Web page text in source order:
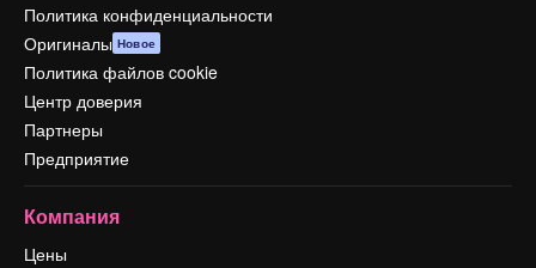
Политика конфиденциальности
Оригиналы Новое
Политика файлов cookie
Центр доверия
Партнеры
Предприятие
Компания
Цены